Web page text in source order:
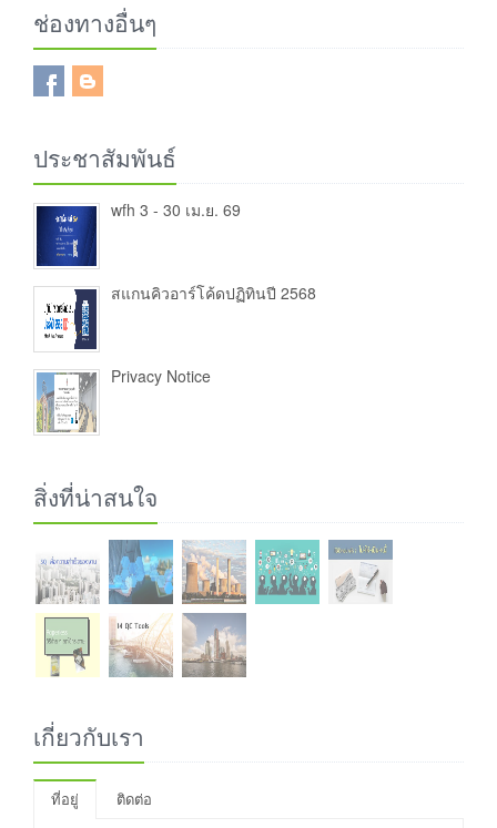
ช่องทางอื่นๆ
ประชาสัมพันธ์
wfh 3 - 30 เม.ย. 69
สแกนคิวอาร์โค้ดปฏิทินปี 2568
Privacy Notice
สิ่งที่น่าสนใจ
เกี่ยวกับเรา
ที่อยู่ ติดต่อ